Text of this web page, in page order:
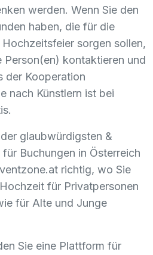
werden. Wenn Sie den
haben, die für die
sorgen sollen,
Person(en) kontaktieren und
der Kooperation
nach Künstlern ist bei
glaubwürdigsten &
Buchungen in Österreich
richtig, wo Sie
für Privatpersonen
für Alte und Junge
Sie eine Plattform für